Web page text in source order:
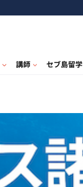
講師 セブ島留学